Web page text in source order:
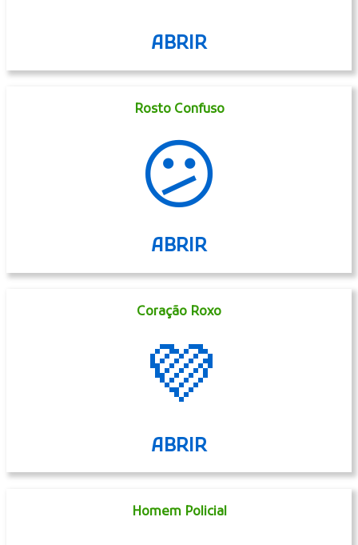
ABRIR
Rosto Confuso
😕
ABRIR
Coração Roxo
💜
ABRIR
Homem Policial